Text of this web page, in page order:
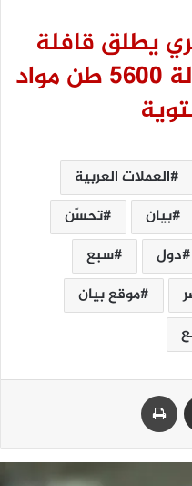
يطلق قافلة
«زاد العزة» 110 بحمولة 5600 طن مواد
العملات العربية
بيان
تحسّن
دول
سبع
موقع بيان